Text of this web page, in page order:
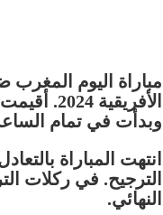
مباراة اليوم
وبدأت في تمام
انتهت المباراة
النهائي.